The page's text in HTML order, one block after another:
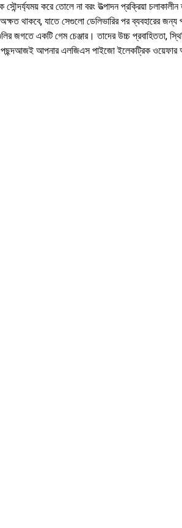
করে তোলে না বরং উত্পাদন প্রক্রিয়া
থাকবে, যাতে সেগুলো ডেলিভারির পর ব্যবহারের
জগতে একটি গেম চেঞ্জার। তাদের উচ্চ প্রবাহিততা,
পছন্দআজই আপনার এলজিএস পাইজো ইলেকট্রিক ওয়েফার